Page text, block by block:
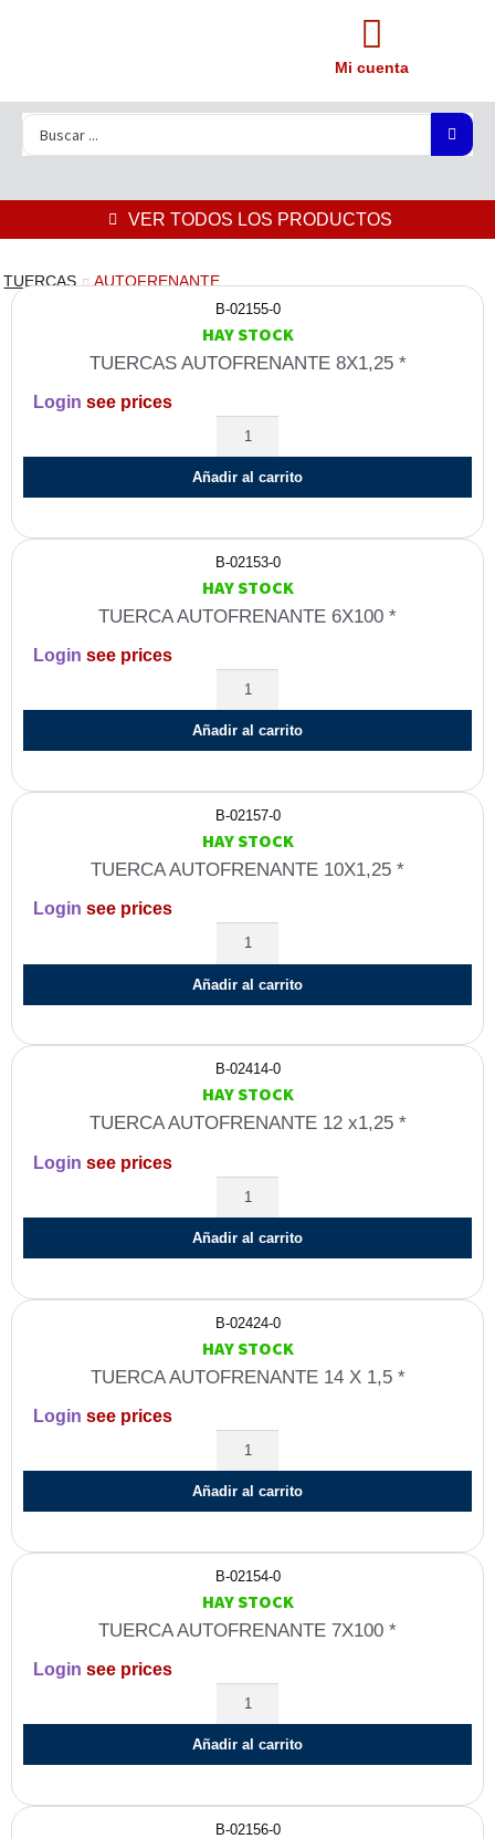
Mi cuenta
VER TODOS LOS PRODUCTOS
TUERCAS AUTOFRENANTE
B-02155-0
HAY STOCK
TUERCAS AUTOFRENANTE 8X1,25 *
Login see prices
Añadir al carrito
B-02153-0
HAY STOCK
TUERCA AUTOFRENANTE 6X100 *
Login see prices
Añadir al carrito
B-02157-0
HAY STOCK
TUERCA AUTOFRENANTE 10X1,25 *
Login see prices
Añadir al carrito
B-02414-0
HAY STOCK
TUERCA AUTOFRENANTE 12 x1,25 *
Login see prices
Añadir al carrito
B-02424-0
HAY STOCK
TUERCA AUTOFRENANTE 14 X 1,5 *
Login see prices
Añadir al carrito
B-02154-0
HAY STOCK
TUERCA AUTOFRENANTE 7X100 *
Login see prices
Añadir al carrito
B-02156-0